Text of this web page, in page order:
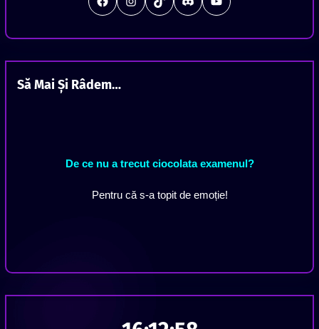
Să Mai Și Râdem…
De ce nu a trecut ciocolata examenul?
Pentru că s-a topit de emoție!